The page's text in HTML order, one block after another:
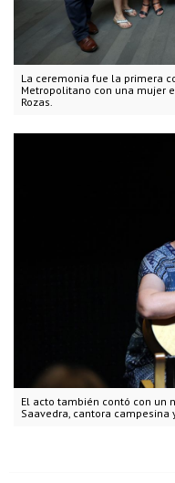
La ceremonia fue la primera
Metropolitano con una mujer
Rozas.
El acto también contó con un
Saavedra, cantora campesina